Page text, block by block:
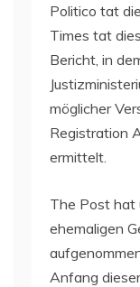
Politico tat
Times tat
Bericht, in
möglicher
Registration
ermittelt.
The Post hat
ehemaligen
Anfang